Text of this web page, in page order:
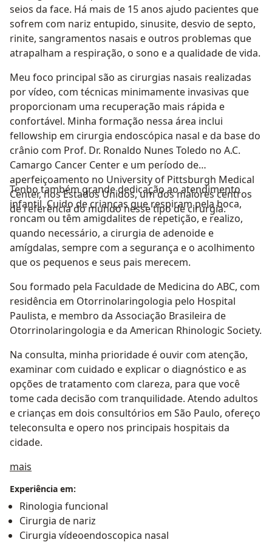
seios da face. Há mais de 15 anos ajudo pacientes que
sofrem com nariz entupido, sinusite, desvio de septo,
rinite, sangramentos nasais e outros problemas que
atrapalham a respiração, o sono e a qualidade de vida.
Meu foco principal são as cirurgias nasais realizadas
por vídeo, com técnicas minimamente invasivas que
proporcionam uma recuperação mais rápida e
confortável. Minha formação nessa área inclui
fellowship em cirurgia endoscópica nasal e da base do
crânio com Prof. Dr. Ronaldo Nunes Toledo no A.C.
Camargo Cancer Center e um período de
aperfeiçoamento no University of Pittsburgh Medical
Center, nos Estados Unidos, um dos maiores centros
de referência do mundo nesse tipo de cirurgia.
Tenho também grande dedicação ao atendimento
infantil. Cuido de crianças que respiram pela boca,
roncam ou têm amigdalites de repetição, e realizo,
quando necessário, a cirurgia de adenoide e
amígdalas, sempre com a segurança e o acolhimento
que os pequenos e seus pais merecem.
Sou formado pela Faculdade de Medicina do ABC, com
residência em Otorrinolaringologia pelo Hospital
Paulista, e membro da Associação Brasileira de
Otorrinolaringologia e da American Rhinologic Society.
Na consulta, minha prioridade é ouvir com atenção,
examinar com cuidado e explicar o diagnóstico e as
opções de tratamento com clareza, para que você
tome cada decisão com tranquilidade. Atendo adultos
e crianças em dois consultórios em São Paulo, ofereço
teleconsulta e opero nos principais hospitais da
cidade.
mais
Experiência em:
Rinologia funcional
Cirurgia de nariz
Cirurgia vídeoendoscopica nasal